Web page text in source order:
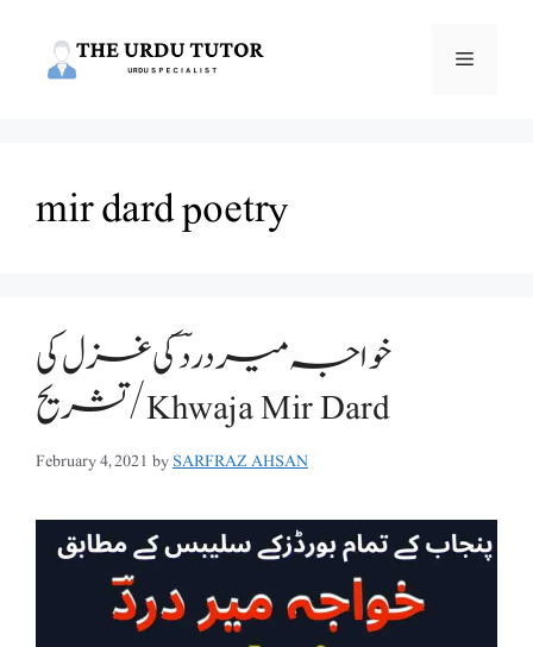
Menu
mir dard poetry
خواجہ میر درد ؔ کی غزل کی
تشریح/Khwaja Mir Dard
February 4, 2021 bySARFRAZ AHSAN